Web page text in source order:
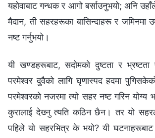
यहोवाबाट गन्धक र आगो बर्साउनुभयो; अनि
मैदान, ती सहरहरूका बासिन्दाहरू र जमिनमा
नष्ट गर्नुभयो।
यी खण्डहरूबाट, सदोमको दुष्टता र
परमेश्‍वर दुवैको लागि घृणास्पद हदमा
परमेश्‍वरको नजरमा त्यो सहर नष्ट गरिन योग्य
कुरालाई देख्‍नु त्यति कठिन छैन। तर यो
पहिले यो सहरभित्र के भयो? यी